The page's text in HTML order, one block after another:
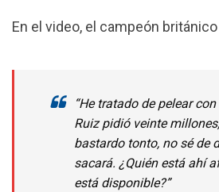
En el video, el campeón
“He tratado de pelear
Ruiz pidió veinte
bastardo tonto, no sé de
sacará. ¿Quién está ahí
está disponible?”